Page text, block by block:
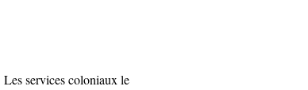
services coloniaux le